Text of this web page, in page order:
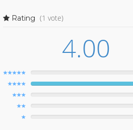
Rating (1 vote)
4.00